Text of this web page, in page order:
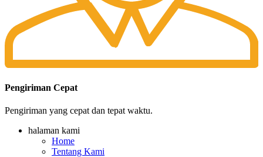
Pengiriman Cepat
Pengiriman yang cepat dan tepat waktu.
halaman kami
Home
Tentang Kami